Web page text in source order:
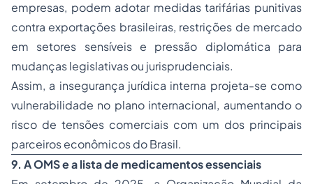
empresas, podem adotar medidas tarifárias punitivas
contra exportações brasileiras, restrições de mercado
em setores sensíveis e pressão diplomática para
mudanças legislativas ou jurisprudenciais.
Assim, a insegurança jurídica interna projeta-se como
vulnerabilidade no plano internacional, aumentando o
risco de tensões comerciais com um dos principais
parceiros econômicos do Brasil.
9. A OMS e a lista de medicamentos essenciais